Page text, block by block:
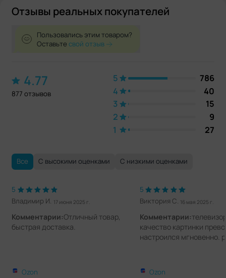
Отзывы реальных покупателей
Пользовались этим товаром?
Оставьтесвой отзыв
4.77
877 отзывов
5
786
4
40
3
15
2
9
1
27
Все С высокими оценками С низкими оценками
5
Владимир И. 17 июня 2025 г.
Комментарии:Отличный товар,
быстрая доставка.
Ozon
5
Виктория С. 16 мая 2025 г.
Комментарии:
качество картинки
настроился мгновенно.
Ozon